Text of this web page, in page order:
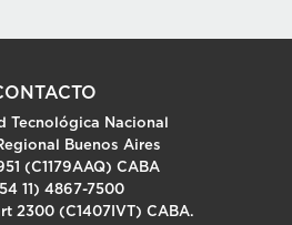
Tecnológica Nacional
Buenos Aires
(C1179AAQ) CABA
11) 4867-7500
2300 (C1407IVT) CABA.